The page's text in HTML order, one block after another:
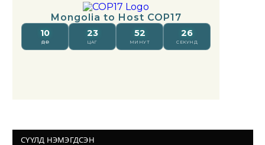
СҮҮЛД НЭМЭГДСЭН